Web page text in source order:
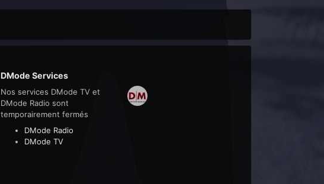
DMode Services
Nos services DMode TV et
DMode Radio sont
temporairement fermés
DMode Radio
DMode TV